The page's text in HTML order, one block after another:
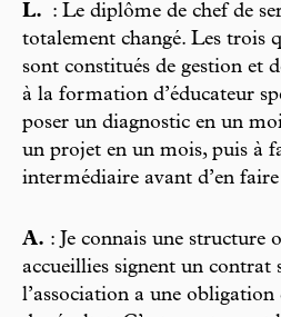
L.
: Le diplôme de chef de
totalement changé. Les trois
sont constitués de gestion et
à la formation d’éducateur
poser un diagnostic en un
un projet en un mois, puis à
intermédiaire avant d’en
A. : Je connais une structure
accueillies signent un contrat
l’association a une